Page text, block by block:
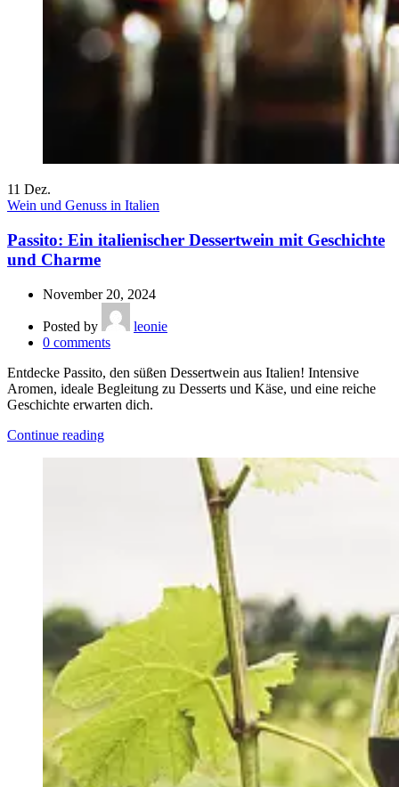
11 Dez.
Wein und Genuss in Italien
Passito: Ein italienischer Dessertwein mit Geschichte
und Charme
November 20, 2024
Posted by
leonie
0 comments
Entdecke Passito, den süßen Dessertwein aus Italien! Intensive
Aromen, ideale Begleitung zu Desserts und Käse, und eine reiche
Geschichte erwarten dich.
Continue reading